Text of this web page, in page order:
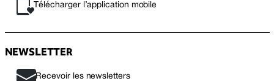
Télécharger l’application mobile
NEWSLETTER
Recevoir les newsletters